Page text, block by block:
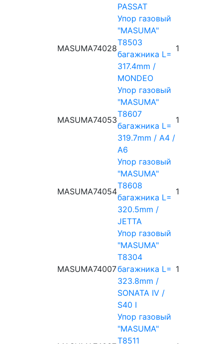
PASSAT
MASUMA74028
Упор газовый
"MASUMA"
T8503
багажника L=
317.4mm /
MONDEO
1
MASUMA74053
Упор газовый
"MASUMA"
T8607
багажника L=
319.7mm / A4 /
A6
1
MASUMA74054
Упор газовый
"MASUMA"
T8608
багажника L=
320.5mm /
JETTA
1
MASUMA74007
Упор газовый
"MASUMA"
T8304
багажника L=
323.8mm /
SONATA IV /
S40 I
1
Упор газовый
"MASUMA"
T8511